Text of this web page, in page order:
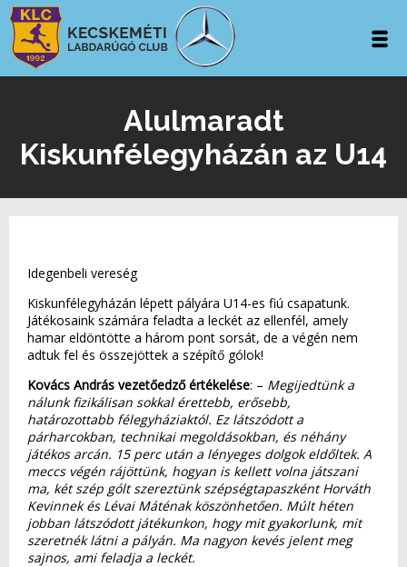
Alulmaradt
Kiskunfélegyházán az U14
Idegenbeli vereség
Kiskunfélegyházán lépett pályára U14-es fiú csapatunk.
Játékosaink számára feladta a leckét az ellenfél, amely
hamar eldöntötte a három pont sorsát, de a végén nem
adtuk fel és összejöttek a szépítő gólok!
Kovács András vezetőedző értékelése: – Megijedtünk a
nálunk fizikálisan sokkal érettebb, erősebb,
határozottabb félegyháziaktól. Ez látszódott a
párharcokban, technikai megoldásokban, és néhány
játékos arcán. 15 perc után a lényeges dolgok eldőltek. A
meccs végén rájöttünk, hogyan is kellett volna játszani
ma, két szép gólt szereztünk szépségtapaszként Horváth
Kevinnek és Lévai Máténak köszönhetően. Múlt héten
jobban látszódott játékunkon, hogy mit gyakorlunk, mit
szeretnék látni a pályán. Ma nagyon kevés jelent meg
sajnos, ami feladja a leckét.